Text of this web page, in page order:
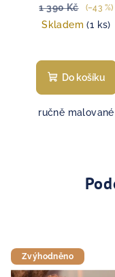
1 390 Kč
(–43 %)
Skladem(1 ks)
Do košíku
ručně malované
Zvýhodněno